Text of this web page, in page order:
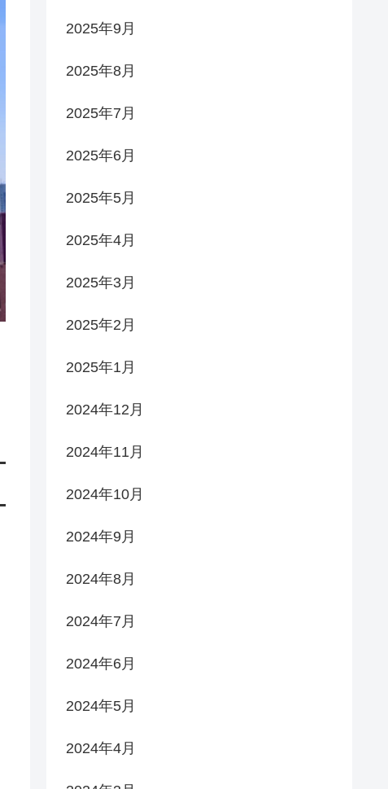
2025年9月
2025年8月
2025年7月
2025年6月
2025年5月
2025年4月
2025年3月
2025年2月
2025年1月
2024年12月
2024年11月
2024年10月
2024年9月
2024年8月
2024年7月
2024年6月
2024年5月
2024年4月